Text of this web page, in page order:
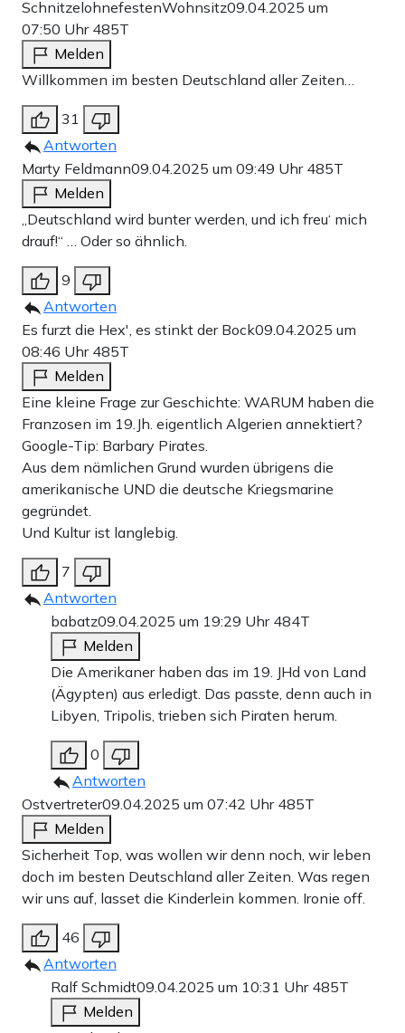
SchnitzelohnefestenWohnsitz09.04.2025 um
07:50 Uhr 485T
Melden
Willkommen im besten Deutschland aller Zeiten…
31
Antworten
Marty Feldmann09.04.2025 um 09:49 Uhr 485T
Melden
„Deutschland wird bunter werden, und ich freu‘ mich
drauf!“ … Oder so ähnlich.
9
Antworten
Es furzt die Hex', es stinkt der Bock09.04.2025 um
08:46 Uhr 485T
Melden
Eine kleine Frage zur Geschichte: WARUM haben die
Franzosen im 19.Jh. eigentlich Algerien annektiert?
Google-Tip: Barbary Pirates.
Aus dem nämlichen Grund wurden übrigens die
amerikanische UND die deutsche Kriegsmarine
gegründet.
Und Kultur ist langlebig.
7
Antworten
babatz09.04.2025 um 19:29 Uhr 484T
Melden
Die Amerikaner haben das im 19. JHd von Land
(Ägypten) aus erledigt. Das passte, denn auch in
Libyen, Tripolis, trieben sich Piraten herum.
0
Antworten
Ostvertreter09.04.2025 um 07:42 Uhr 485T
Melden
Sicherheit Top, was wollen wir denn noch, wir leben
doch im besten Deutschland aller Zeiten. Was regen
wir uns auf, lasset die Kinderlein kommen. Ironie off.
46
Antworten
Ralf Schmidt09.04.2025 um 10:31 Uhr 485T
Melden